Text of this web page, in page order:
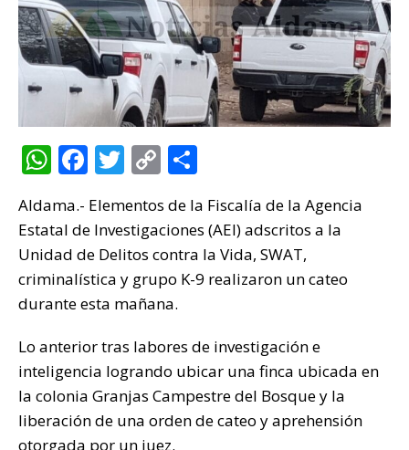
W
at
s
A
p
p
F
c
e
b
o
o
k
T
it
te
r
C
p
y
Li
n
k
m
p
ar
r
Aldama.- Elementos de la Fiscalía de la Agencia
Estatal de Investigaciones (AEI) adscritos a la
Unidad de Delitos contra la Vida, SWAT,
criminalística y grupo K-9 realizaron un cateo
durante esta mañana.
Lo anterior tras labores de investigación e
inteligencia logrando ubicar una finca ubicada en
la colonia Granjas Campestre del Bosque y la
liberación de una orden de cateo y aprehensión
otorgada por un juez.